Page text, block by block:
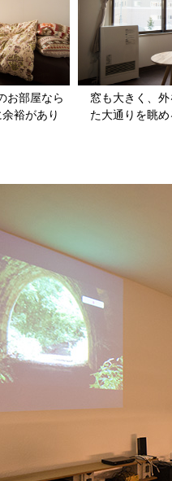
お部屋なら
裕があり
窓も大きく、
た大通りを眺